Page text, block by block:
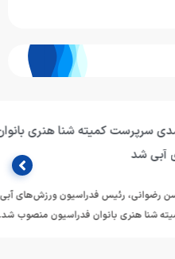
بانوان فدراسیون
آبی، کیمیا احمدی به عنوان
منصوب شد.…